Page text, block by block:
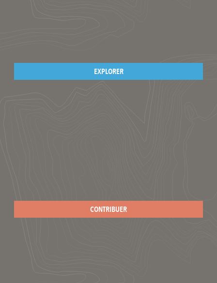
EXPLORER
CONTRIBUER